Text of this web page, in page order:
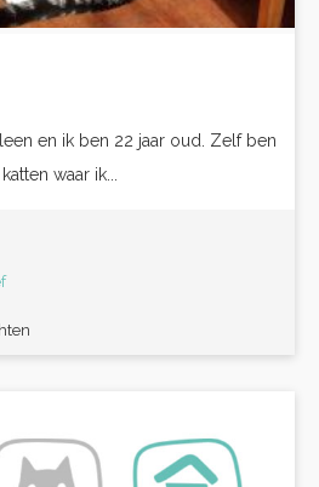
en ik ben 22 jaar oud. Zelf ben
waar ik...